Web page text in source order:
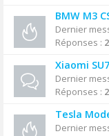
BMW M3
Dernier
Réponses :
Xiaomi SU7
Dernier
Réponses :
Tesla
Dernier